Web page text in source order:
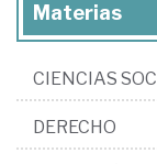
Materias
CIENCIAS
DERECHO